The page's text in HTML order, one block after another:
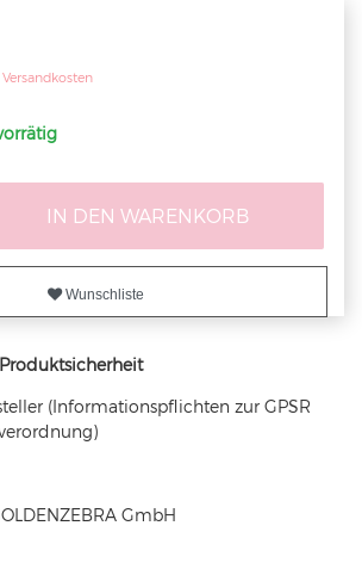
Versandkosten
IN DEN WARENKORB
Wunschliste
(Informationspflichten zur GPSR
GmbH